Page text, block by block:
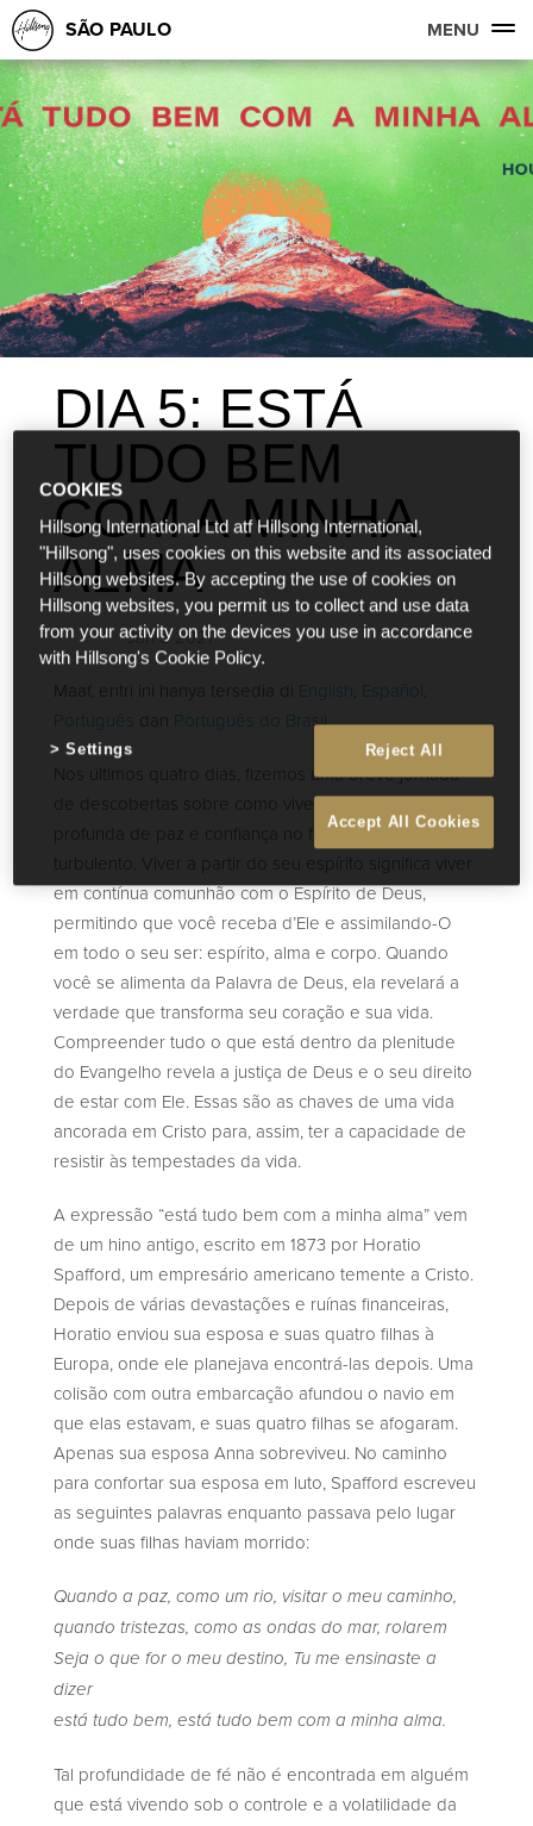
SÃO PAULO MENU
DIA 5: ESTÁ
TUDO BEM
COM A MINHA
ALMA
Jan 5 2021
Maaf, entri ini hanya tersedia di English, Español,
Português dan Português do Brasil.
Nos últimos quatro dias, fizemos uma breve jornada
de descobertas sobre como viver com uma sensação
profunda de paz e confiança no futuro em um mundo
turbulento. Viver a partir do seu espírito significa viver
em contínua comunhão com o Espírito de Deus,
permitindo que você receba d’Ele e assimilando-O
em todo o seu ser: espírito, alma e corpo. Quando
você se alimenta da Palavra de Deus, ela revelará a
verdade que transforma seu coração e sua vida.
Compreender tudo o que está dentro da plenitude
do Evangelho revela a justiça de Deus e o seu direito
de estar com Ele. Essas são as chaves de uma vida
ancorada em Cristo para, assim, ter a capacidade de
resistir às tempestades da vida.
A expressão “está tudo bem com a minha alma” vem
de um hino antigo, escrito em 1873 por Horatio
Spafford, um empresário americano temente a Cristo.
Depois de várias devastações e ruínas financeiras,
Horatio enviou sua esposa e suas quatro filhas à
Europa, onde ele planejava encontrá-las depois. Uma
colisão com outra embarcação afundou o navio em
que elas estavam, e suas quatro filhas se afogaram.
Apenas sua esposa Anna sobreviveu. No caminho
para confortar sua esposa em luto, Spafford escreveu
as seguintes palavras enquanto passava pelo lugar
onde suas filhas haviam morrido:
Quando a paz, como um rio, visitar o meu caminho,
quando tristezas, como as ondas do mar, rolarem
Seja o que for o meu destino, Tu me ensinaste a
dizer
está tudo bem, está tudo bem com a minha alma.
Tal profundidade de fé não é encontrada em alguém
que está vivendo sob o controle e a volatilidade da
COOKIES
Hillsong International Ltd atf Hillsong International,
"Hillsong", uses cookies on this website and its associated
Hillsong websites. By accepting the use of cookies on
Hillsong websites, you permit us to collect and use data
from your activity on the devices you use in accordance
with Hillsong's Cookie Policy.
Reject All
Accept All Cookies
Settings